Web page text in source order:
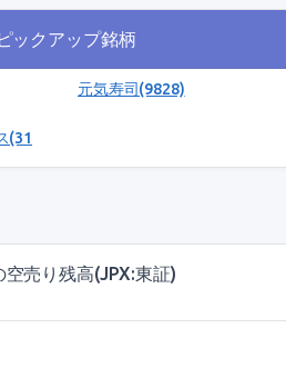
ックアップ銘柄
元気寿司(9828)
(3198)
売り残高(JPX:東証)